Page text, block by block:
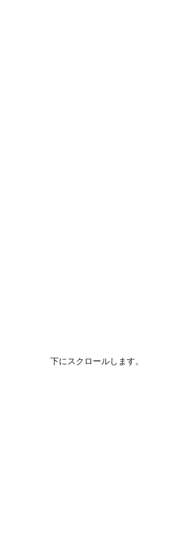
下にスクロールします。